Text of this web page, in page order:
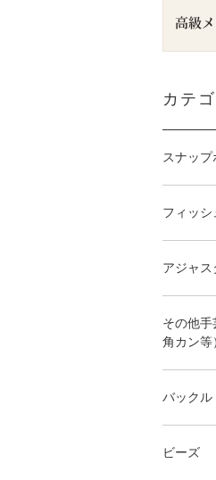
カテ
スナップ
フィッ
アジャス
その他手
角カン等
バックル
ビーズ